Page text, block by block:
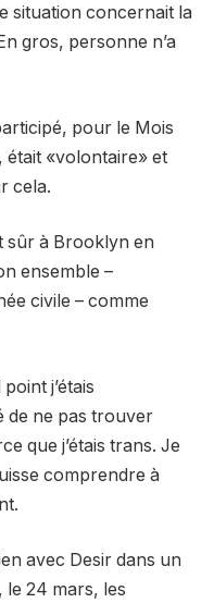
situation concernait la
gros, personne n’a
pour le Mois
était «volontaire» et
cela.
sûr à Brooklyn en
ensemble –
civile – comme
j’étais
de ne pas trouver
que j’étais trans. Je
comprendre à
avec Desir dans un
le 24 mars, les